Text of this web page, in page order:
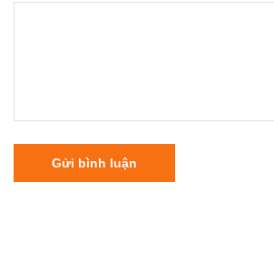
Gửi bình luận